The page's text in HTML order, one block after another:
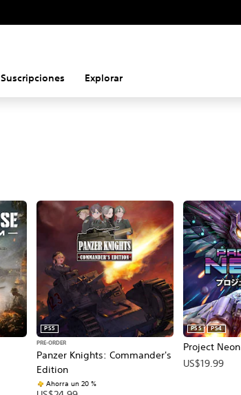
Suscripciones Explorar
Panzer Knights: Commander's
Edition
PS5
PRE-ORDER
Ahorra un 20 %
Project Neon
PS5 PS4
US$19.99